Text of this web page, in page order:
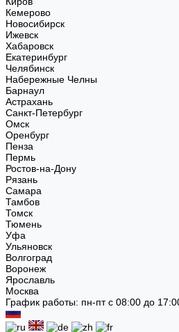
Кемерово
Новосибирск
Ижевск
Хабаровск
Екатеринбург
Челябинск
Набережные Челны
Барнаул
Астрахань
Санкт-Петербург
Омск
Оренбург
Пенза
Пермь
Ростов-на-Дону
Рязань
Самара
Тамбов
Томск
Тюмень
Уфа
Ульяновск
Волгоград
Воронеж
Ярославль
Москва
График работы: пн-пт с 08:00 до